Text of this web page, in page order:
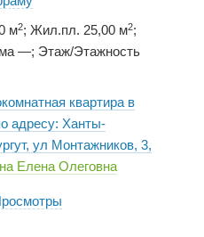
м2; Жил.пл. 25,00 м2;
—; Этаж/Этажность
квартира в
адресу: Ханты-
ул Монтажников, 3,
Елена Олеговна